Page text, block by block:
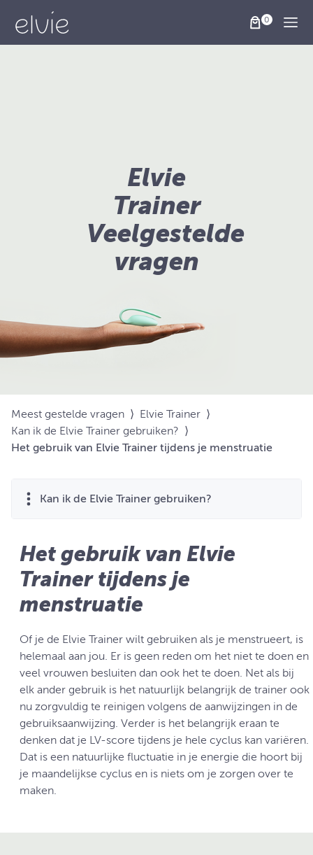
Elvie
Trainer
Veelgestelde
vragen
Meest gestelde vragen ⟩ Elvie Trainer ⟩
Kan ik de Elvie Trainer gebruiken? ⟩
Het gebruik van Elvie Trainer tijdens je menstruatie
Kan ik de Elvie Trainer gebruiken?
Het gebruik van Elvie
Trainer tijdens je
menstruatie
Of je de Elvie Trainer wilt gebruiken als je menstrueert, is
helemaal aan jou. Er is geen reden om het niet te doen en
veel vrouwen besluiten dan ook het te doen. Net als bij
elk ander gebruik is het natuurlijk belangrijk de trainer ook
nu zorgvuldig te reinigen volgens de aanwijzingen in de
gebruiksaanwijzing. Verder is het belangrijk eraan te
denken dat je LV-score tijdens je hele cyclus kan variëren.
Dat is een natuurlijke fluctuatie in je energie die hoort bij
je maandelijkse cyclus en is niets om je zorgen over te
maken.